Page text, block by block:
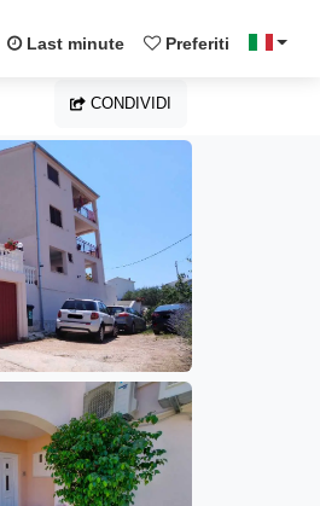
Last minute Preferiti
CONDIVIDI